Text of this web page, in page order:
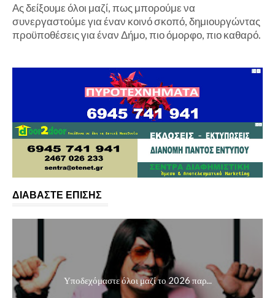
Ας δείξουμε όλοι μαζί, πως μπορούμε να
συνεργαστούμε για έναν κοινό σκοπό, δημιουργώντας
προϋποθέσεις για έναν Δήμο, πιο όμορφο, πιο καθαρό.
ΔΙΑΒΑΣΤΕ ΕΠΙΣΗΣ
Υποδεχόμαστε όλοι μαζί το 2026 παρ...